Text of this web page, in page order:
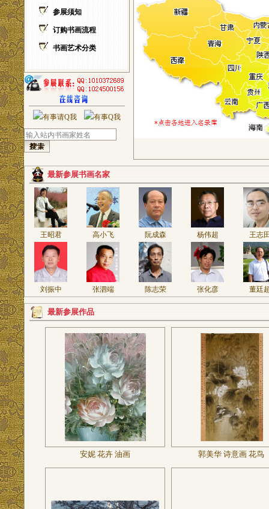
参展须知
订购书画流程
书画艺术分类
最新参展书画名家
王昭君 高小飞 阮成森 杨伟超 王志
刘振中 张泗端 陈志荣 张化彦 董廷
最新参展作品
安妮 花卉 油画 郭美华 诗意画 花鸟